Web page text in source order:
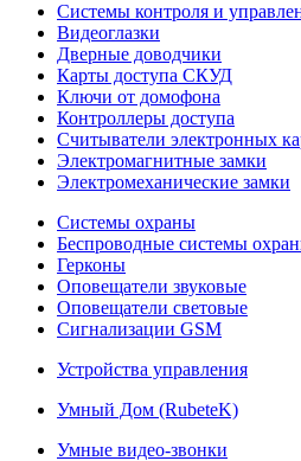
Системы контроля и
Видеоглазки
Дверные доводчики
Карты доступа СКУД
Ключи от домофона
Контроллеры доступа
Считыватели электронных
Электромагнитные замки
Электромеханические замки
Системы охраны
Беспроводные системы
Герконы
Оповещатели звуковые
Оповещатели световые
Сигнализации GSM
Устройства управления
Умный Дом (RubeteK)
Умные видео-звонки